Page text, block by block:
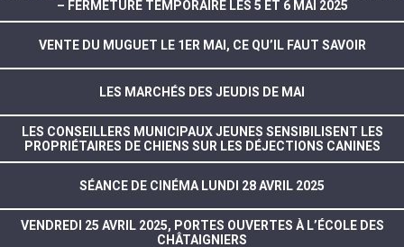
– FERMETURE TEMPORAIRE LES 5 ET 6 MAI 2025
VENTE DU MUGUET LE 1ER MAI, CE QU’IL FAUT SAVOIR
LES MARCHÉS DES JEUDIS DE MAI
LES CONSEILLERS MUNICIPAUX JEUNES SENSIBILISENT LES
PROPRIÉTAIRES DE CHIENS SUR LES DÉJECTIONS CANINES
SÉANCE DE CINÉMA LUNDI 28 AVRIL 2025
VENDREDI 25 AVRIL 2025, PORTES OUVERTES À L’ÉCOLE DES
CHÂTAIGNIERS